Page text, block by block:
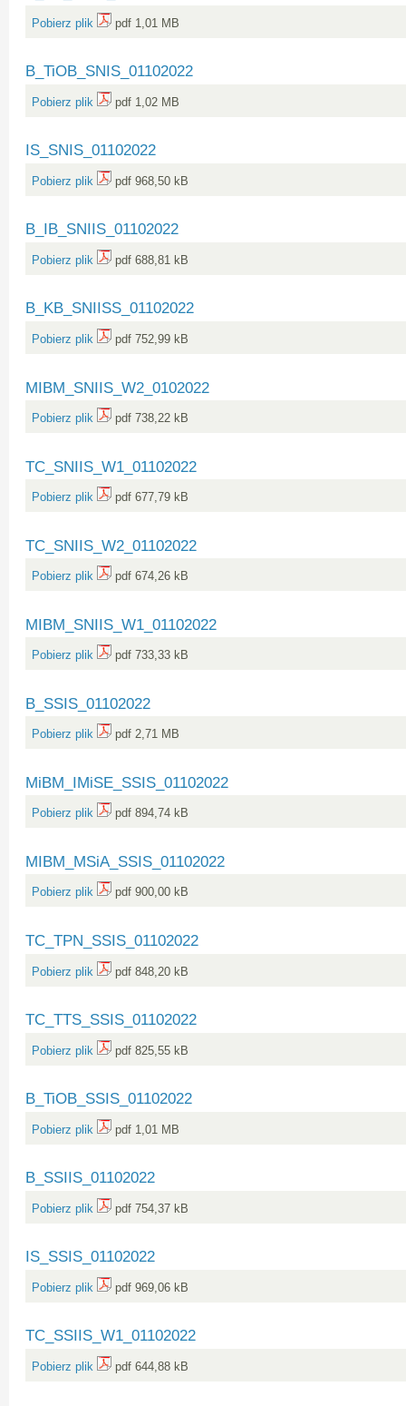
Pobierz plik pdf 1,01 MB
B_TiOB_SNIS_01102022
Pobierz plik pdf 1,02 MB
IS_SNIS_01102022
Pobierz plik pdf 968,50 kB
B_IB_SNIIS_01102022
Pobierz plik pdf 688,81 kB
B_KB_SNIISS_01102022
Pobierz plik pdf 752,99 kB
MIBM_SNIIS_W2_0102022
Pobierz plik pdf 738,22 kB
TC_SNIIS_W1_01102022
Pobierz plik pdf 677,79 kB
TC_SNIIS_W2_01102022
Pobierz plik pdf 674,26 kB
MIBM_SNIIS_W1_01102022
Pobierz plik pdf 733,33 kB
B_SSIS_01102022
Pobierz plik pdf 2,71 MB
MiBM_IMiSE_SSIS_01102022
Pobierz plik pdf 894,74 kB
MIBM_MSiA_SSIS_01102022
Pobierz plik pdf 900,00 kB
TC_TPN_SSIS_01102022
Pobierz plik pdf 848,20 kB
TC_TTS_SSIS_01102022
Pobierz plik pdf 825,55 kB
B_TiOB_SSIS_01102022
Pobierz plik pdf 1,01 MB
B_SSIIS_01102022
Pobierz plik pdf 754,37 kB
IS_SSIS_01102022
Pobierz plik pdf 969,06 kB
TC_SSIIS_W1_01102022
Pobierz plik pdf 644,88 kB